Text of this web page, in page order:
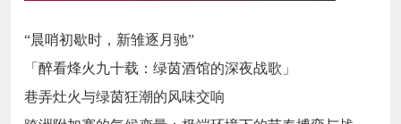
“晨哨初歇时，新雏逐月驰”
「醉看烽火九十载：绿茵酒馆的深夜战歌」
巷弄灶火与绿茵狂潮的风味交响